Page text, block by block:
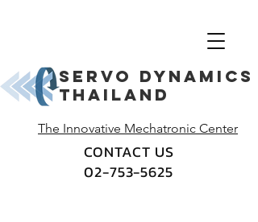
The Innovative Mechatronic Center
CONTACT US
02-753-5625
Servo dynamics
thailand